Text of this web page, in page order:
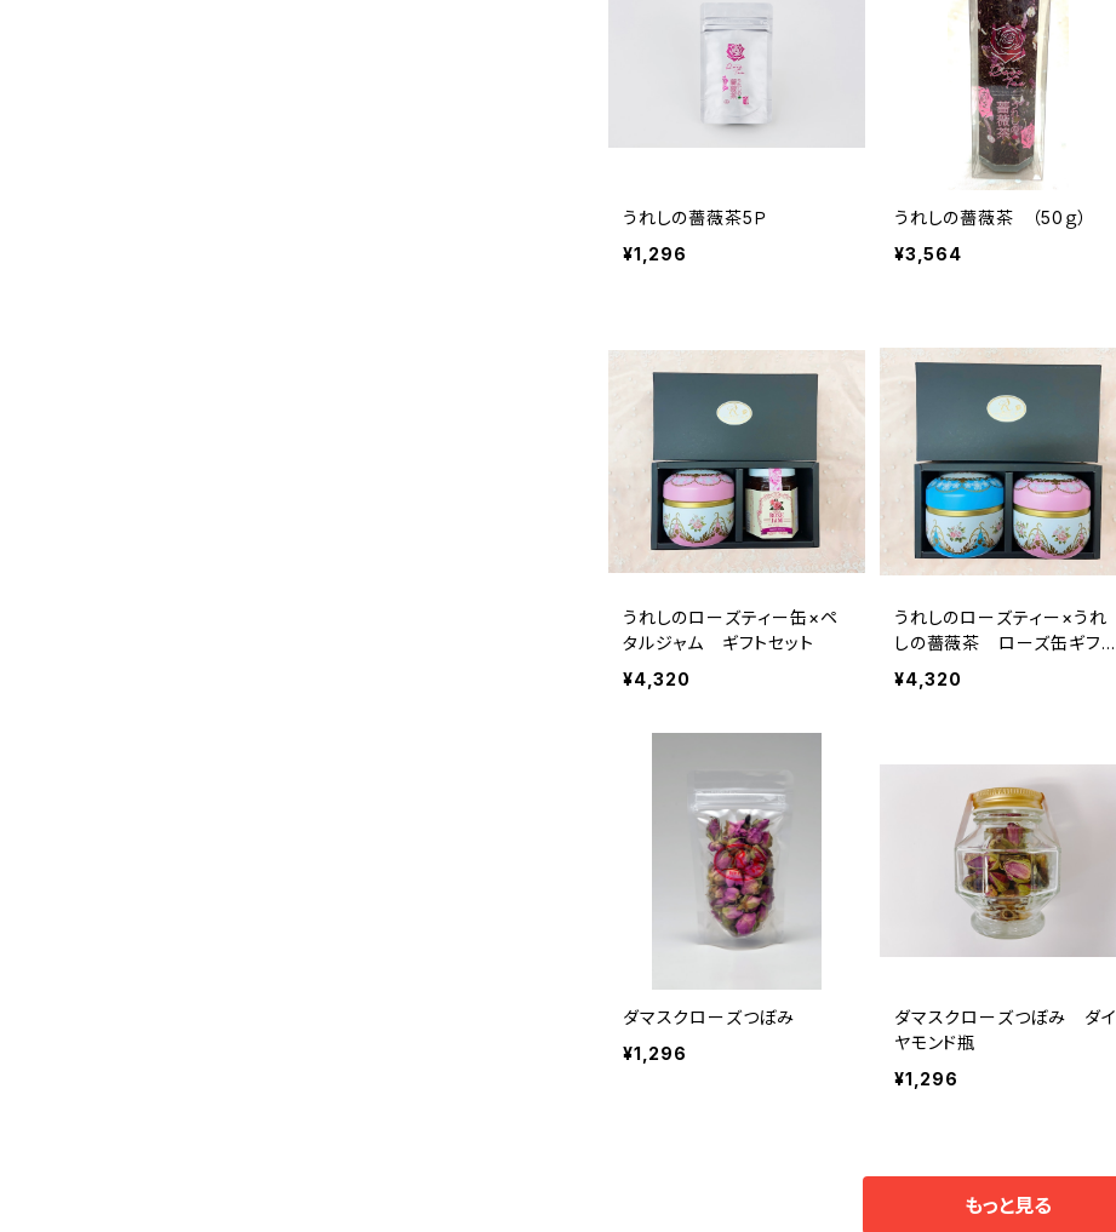
うれしの薔薇茶5Ｐ
¥1,296
うれしの薔薇茶 （50ｇ）
¥3,564
うれしのローズティー缶×ペ
タルジャム ギフトセット
¥4,320
うれしのローズティー×うれ
しの薔薇茶 ローズ缶ギフト
セット
¥4,320
ダマスクローズつぼみ
¥1,296
ダマスクローズつぼみ ダイ
ヤモンド瓶
¥1,296
もっと見る